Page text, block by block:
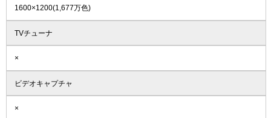
1600×1200(1,677万色)
TVチューナ
×
ビデオキャプチャ
×